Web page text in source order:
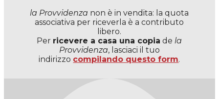
la Provvidenza non è in vendita: la quota
associativa per riceverla è a contributo
libero.
Per ricevere a casa una copia dela
Provvidenza, lasciaci il tuo
indirizzo compilando questo form.